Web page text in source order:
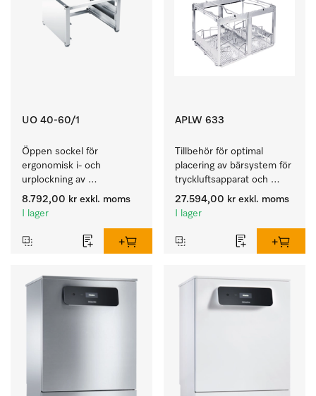
UO 40-60/1
Öppen sockel för
ergonomisk i- och
urplockning av
diskmaskinen,
höjd 400 mm.
8.792,00 kr exkl. moms
I lager
APLW 633
Tillbehör för optimal
placering av bärsystem för
tryckluftsapparat och
tryckluftsflaskor.
27.594,00 kr exkl. moms
I lager